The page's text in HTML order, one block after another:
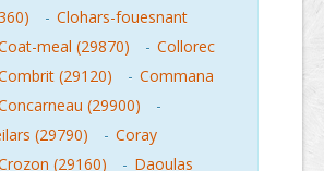
- Clohars-fouesnant
meal (29870) - Collorec
(29120) - Commana
(29900)
-
(29790)
- Coray
(29160) - Daoulas